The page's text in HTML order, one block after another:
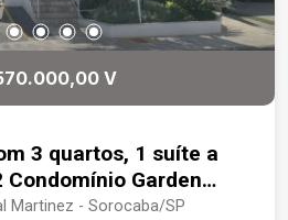
comodidades. Um imóvel
morar, com acabamentos
uma das regiões mais
da cidade. Agende sua
V
3 quartos, 1 suíte a
Condomínio Garden
Martinez - Sorocaba/SP